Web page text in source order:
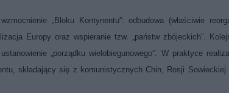
„Bloku Kontynentu”: odbudowa (właściwie
Europy oraz wspieranie tzw. „państw zbójeckich”.
„porządku wielobiegunowego”. W praktyce
składający się z komunistycznych Chin, Rosji Sowieckiej